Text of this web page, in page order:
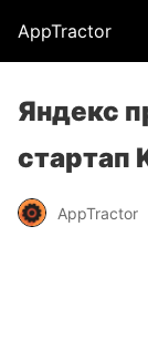
AppTractor
Яндекс
стартап
AppTractor